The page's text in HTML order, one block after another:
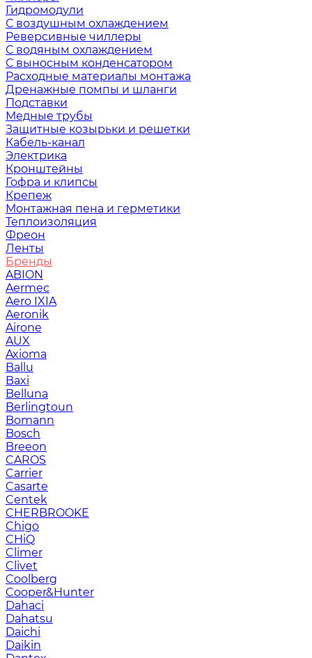
Гидромодули
С воздушным охлаждением
Реверсивные чиллеры
С водяным охлаждением
С выносным конденсатором
Расходные материалы монтажа
Дренажные помпы и шланги
Подставки
Медные трубы
Защитные козырьки и решетки
Кабель-канал
Электрика
Кронштейны
Гофра и клипсы
Крепеж
Монтажная пена и герметики
Теплоизоляция
Фреон
Ленты
Бренды
ABION
Aermec
Aero IXIA
Aeronik
Airone
AUX
Axioma
Ballu
Baxi
Belluna
Berlingtoun
Bomann
Bosch
Breeon
CAROS
Carrier
Casarte
Centek
CHERBROOKE
Chigo
CHiQ
Climer
Clivet
Coolberg
Cooper&Hunter
Dahaci
Dahatsu
Daichi
Daikin